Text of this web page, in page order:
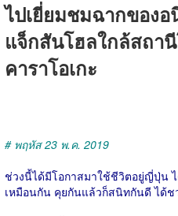
ไปเยี่ยมชมฉากของอ
แจ็กสันโฮลใกล้สถา
คาราโอเกะ
# พฤหัส 23 พ.ค. 2019
ช่วงนี้ได้มีโอกาสมาใช้ชีวิตอยู่ญี่ปุ่น
เหมือนกัน คุยกันแล้วก็สนิทกันดี ได้